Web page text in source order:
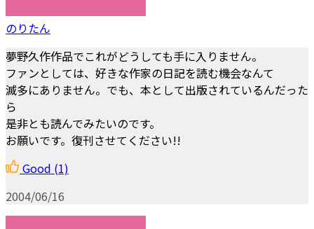
のりたん
夢野久作作品でこれがどうしても手に入りません。
ファンとしては、好きな作家の日記を読む機会なんて
滅多にありません。でも、本として出版されているんだった
ら
是非とも読んでみたいのです。
お願いです。復刊させてください!!
Good (1)
2004/06/16